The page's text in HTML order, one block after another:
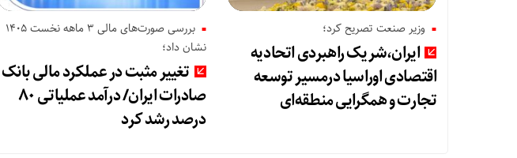
وزیر صنعت تصریح کرد؛
ایران،شریک راهبردی اتحادیه
اقتصادی اوراسیا درمسیر توسعه
تجارت و همگرایی منطقه‌ای
بررسی صورت‌های مالی 3 ماهه نخست 1405
نشان داد؛
تغییر مثبت در عملکرد مالی بانک
صادرات ایران/ درآمد عملیاتی 80
درصد رشد کرد